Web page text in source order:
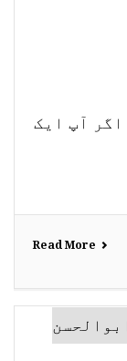
آپ ایک
Read More